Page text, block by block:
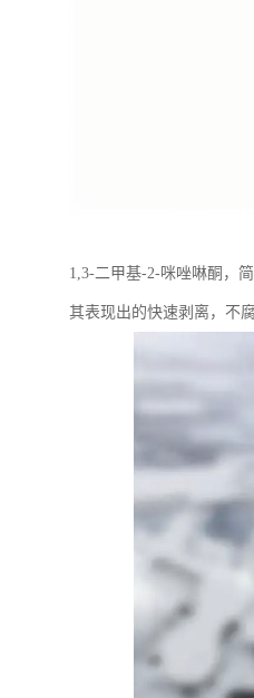
1,3-二甲基-2-咪唑啉酮，
其表现出的快速剥离，不